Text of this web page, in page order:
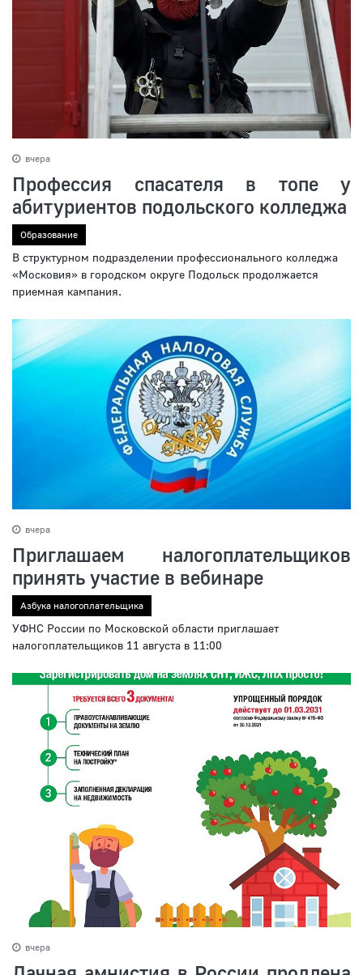
вчера
Профессия спасателя в топе у
абитуриентов подольского колледжа
Образование
В структурном подразделении профессионального колледжа
«Московия» в городском округе Подольск продолжается
приемная кампания.
вчера
Приглашаем налогоплательщиков
принять участие в вебинаре
Азбука налогоплательщика
УФНС России по Московской области приглашает
налогоплательщиков 11 августа в 11:00
вчера